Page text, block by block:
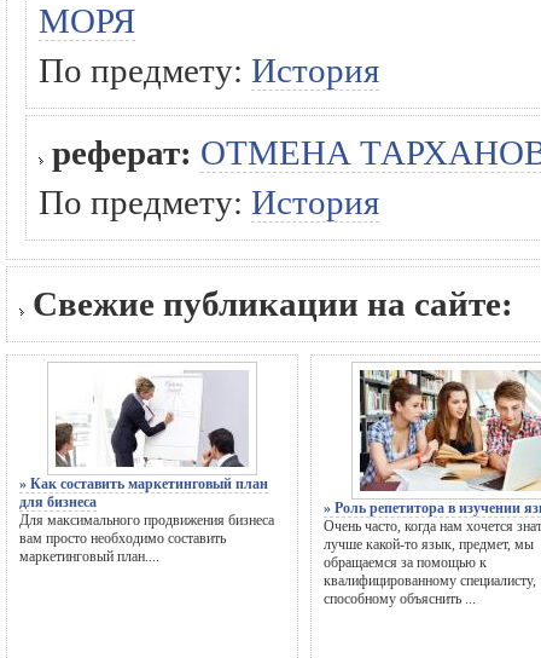
МОРЯ
По предмету: История
реферат: ОТМЕНА
По предмету: История
Свежие публикации на сайте:
» Как составить маркетинговый план
для бизнеса
Для максимального продвижения бизнеса
вам просто необходимо составить
маркетинговый план....
» Роль репетитора в изучении
Очень часто, когда нам хочется
лучше какой-то язык, предмет, мы
обращаемся за помощью к
квалифицированному специалисту,
способному объяснить ...